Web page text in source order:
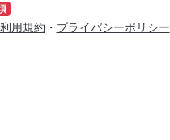
利用規約 ・ プライバシーポリシー